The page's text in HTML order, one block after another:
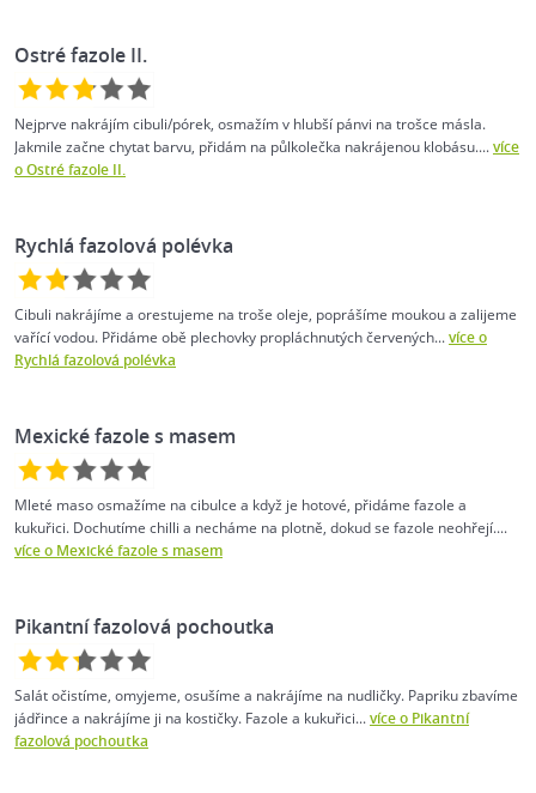
Ostré fazole II.
Nejprve nakrájím cibuli/pórek, osmažím v hlubší pánvi na trošce másla.
Jakmile začne chytat barvu, přidám na půlkolečka nakrájenou klobásu....více
o Ostré fazole II.
Rychlá fazolová polévka
Cibuli nakrájíme a orestujeme na troše oleje, poprášíme moukou a zalijeme
vařící vodou. Přidáme obě plechovky propláchnutých červených...více o
Rychlá fazolová polévka
Mexické fazole s masem
Mleté maso osmažíme na cibulce a když je hotové, přidáme fazole a
kukuřici. Dochutíme chilli a necháme na plotně, dokud se fazole neohřejí....
více o Mexické fazole s masem
Pikantní fazolová pochoutka
Salát očistíme, omyjeme, osušíme a nakrájíme na nudličky. Papriku zbavíme
jádřince a nakrájíme ji na kostičky. Fazole a kukuřici...více o Pikantní
fazolová pochoutka